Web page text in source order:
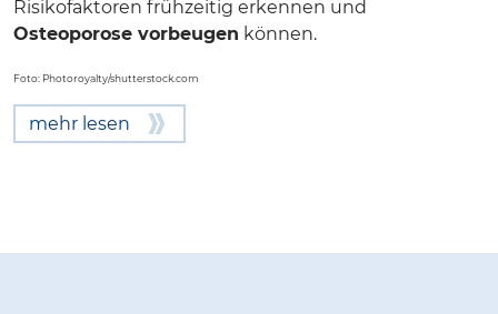
Risikofaktoren frühzeitig erkennen und
Osteoporose vorbeugen können.
Foto: Photoroyalty/shutterstock.com
mehr lesen